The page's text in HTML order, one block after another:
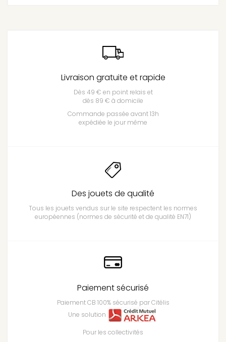
Livraison gratuite et rapide
Dès 49 € en point relais et
dès 89 € à domicile
Commande passée avant 13h
expédiée le jour même
Des jouets de qualité
Tous les jouets vendus sur le site respectent les normes
européennes (normes de sécurité et de qualité EN71)
Paiement sécurisé
Paiement CB 100% sécurisé par Citélis
Une solution
Pour les collectivités